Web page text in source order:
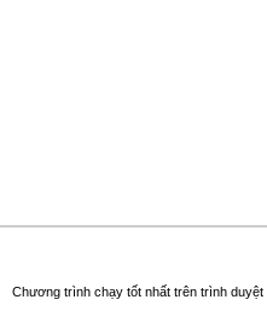
Chương trình chạy tốt nhất trên trình